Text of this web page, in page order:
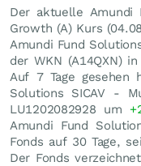
Der aktuelle Amundi
Growth (A) Kurs (
Amundi Fund
der WKN (A14QXN)
Auf 7 Tage gesehen
Solutions SICAV -
LU1202082928 um
Amundi Fund
Fonds auf 30 Tage,
Der Fonds